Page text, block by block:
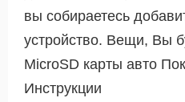
вы собираетесь
устройство. Вещи, Вы
MicroSD карты авто
Инструкции